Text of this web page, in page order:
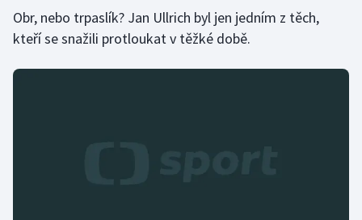
Obr, nebo trpaslík? Jan Ullrich byl jen jedním z těch,
kteří se snažili protloukat v těžké době.